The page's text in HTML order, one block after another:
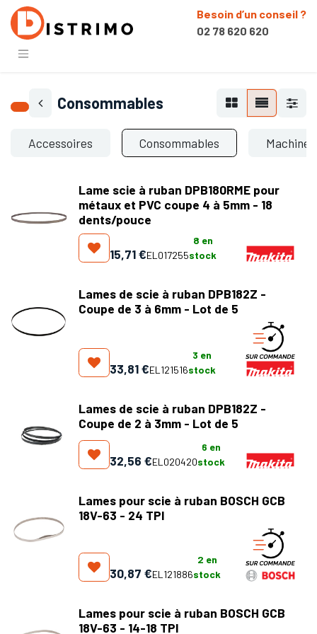
Besoin d’un conseil ?
02 78 620 620
Consommables
Accessoires Consommables Machines
Lame scie à ruban DPB180RME pour
métaux et PVC coupe 4 à 5mm - 18
dents/pouce
15,71€EL017255
8 en
stock
Lames de scie à ruban DPB182Z -
Coupe de 3 à 6mm - Lot de 5
33,81€EL121516
3 en
stock
Lames de scie à ruban DPB182Z -
Coupe de 2 à 3mm - Lot de 5
32,56 €EL020420
6 en
stock
Lames pour scie à ruban BOSCH GCB
18V-63 - 24 TPI
30,87 €EL121886
2 en
stock
Lames pour scie à ruban BOSCH GCB
18V-63 - 14-18 TPI